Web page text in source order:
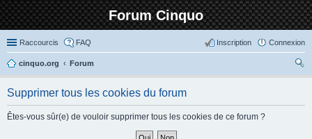
Forum Cinquo
Raccourcis FAQ Connexion
Inscription
cinquo.org
Forum
Supprimer tous les cookies du forum
Êtes-vous sûr(e) de vouloir supprimer tous les cookies de ce forum ?